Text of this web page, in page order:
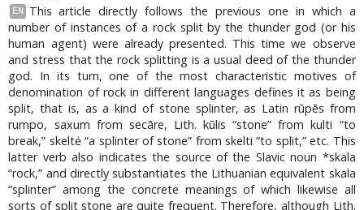
EN
This article directly follows the previous one in which a
number of instances of a rock split by the thunder god (or his
human agent) were already presented. This time we observe
and stress that the rock splitting is a usual deed of the thunder
god. In its turn, one of the most characteristic motives of
denomination of rock in different languages defines it as being
split, that is, as a kind of stone splinter, as Latin rūpēs from
rumpo, saxum from secāre, Lith. kūlis “stone” from kulti “to
break,” skeltė “a splinter of stone” from skelti “to split,” etc. This
latter verb also indicates the source of the Slavic noun *skala
“rock,” and directly substantiates the Lithuanian equivalent skala
“splinter” among the concrete meanings of which likewise all
sorts of split stone are quite frequent. Therefore, although Lith.